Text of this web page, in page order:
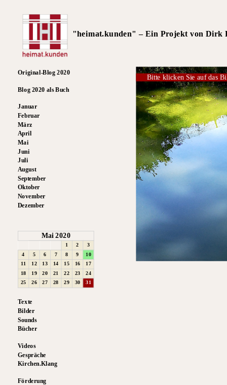
"heimat.kunden" – Ein Projekt von Dirk
Original-Blog 2020
Blog 2020 als Buch
Januar
Februar
März
April
Mai
Juni
Juli
August
September
Oktober
November
Dezember
Mai 2020
1 2
3
4
5 6 7 8 9 10
11 12 13 14 15 16
17
18
19 20 21 22 23 24
25 26 27 28 29 30 31
Texte
Bilder
Sounds
Bücher
Videos
Gespräche
Kirchen.Klang
Förderung
Bitte klicken Sie auf das